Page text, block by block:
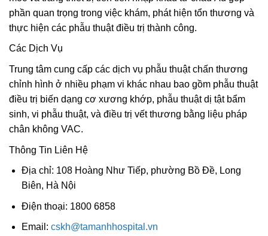
phần quan trọng trong việc khám, phát hiện tổn thương và
thực hiện các phẫu thuật điều trị thành công.
Các Dịch Vụ
Trung tâm cung cấp các dịch vụ phẫu thuật chấn thương
chỉnh hình ở nhiều phạm vi khác nhau bao gồm phẫu thuật
điều trị biến dạng cơ xương khớp, phẫu thuật dị tật bẩm
sinh, vi phẫu thuật, và điều trị vết thương bằng liệu pháp
chân không VAC.
Thông Tin Liên Hệ
Địa chỉ: 108 Hoàng Như Tiếp, phường Bồ Đề, Long
Biên, Hà Nội
Điện thoại: 1800 6858
Email: cskh@tamanhhospital.vn